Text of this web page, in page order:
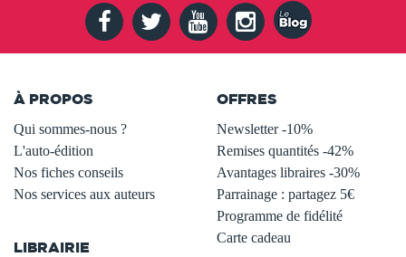
À PROPOS
Qui sommes-nous ?
L'auto-édition
Nos fiches conseils
Nos services aux auteurs
LIBRAIRIE
OFFRES
Newsletter -10%
Remises quantités -42%
Avantages libraires -30%
Parrainage : partagez 5€
Programme de fidélité
Carte cadeau